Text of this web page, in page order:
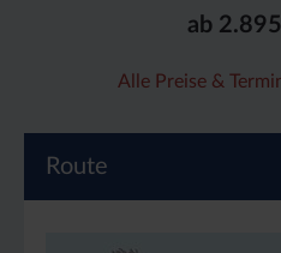
ab
Alle Preise &
Route